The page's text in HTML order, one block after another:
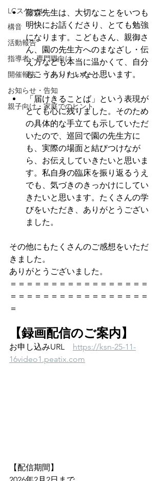
LCスケール
構音
活動報告
指導者・専門職向け
開催報告・イベントレポート
お知らせ・告知
親子向け・家庭でのヒント
藤森先生は、大切なことをいつも
明快にお話くださり、とても勉強
になります。こどもさん、親御さ
ん、園の先生方へのまなざし・伝
え方なども本当に温かくて、自分
もこうありたいなと思います。
「届けきることば」という表現が
とても心に残りました。そのため
の具体的な手立ても示していただ
いたので、巡回で園の先生方に
も、実際の場面と結びつけなが
ら、お伝えしていきたいと思いま
す。私自身の臨床を振り返るうえ
でも、気づきのきっかけにしてい
きたいと思います。たくさんの学
びをいただき、ありがとうござい
ました。
その他にもたくさんのご感想をいただ
きました。
ありがとうございました。
＝＝＝＝＝＝＝＝＝＝＝＝＝＝＝＝＝
＝＝＝＝＝＝＝＝＝＝＝＝＝＝＝＝＝
＝
【録画配信のご案内】
お申し込みURL https://ksn-25-11-
16video1.peatix.com
【配信期間】